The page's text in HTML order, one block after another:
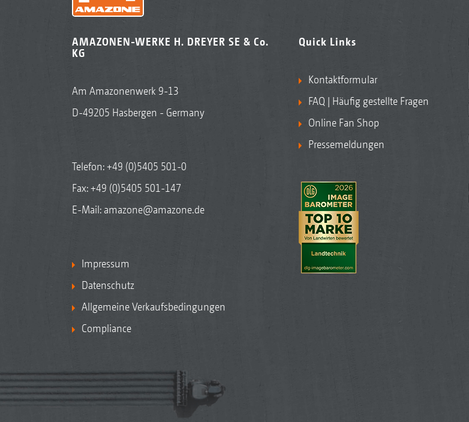
AMAZONEN-WERKE H. DREYER SE & Co.
KG
Am Amazonenwerk 9-13
D-49205 Hasbergen - Germany
Telefon:+49 (0)5405 501-0
Fax: +49 (0)5405 501-147
E-Mail: amazone@amazone.de
Impressum
Datenschutz
Allgemeine Verkaufsbedingungen
Compliance
Quick Links
Kontaktformular
FAQ | Häufig gestellte Fragen
Online Fan Shop
Pressemeldungen